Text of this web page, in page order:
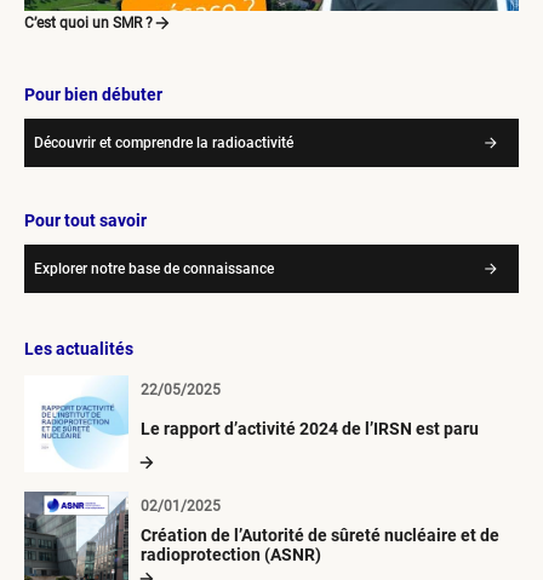
C’est quoi un SMR ?
Pour bien débuter
Découvrir et comprendre la radioactivité
Pour tout savoir
Explorer notre base de connaissance
Les actualités
Le rapport d’activité 2024 de l’IRSN est paru
22/05/2025
Création de l’Autorité de sûreté nucléaire et de
radioprotection (ASNR)
02/01/2025